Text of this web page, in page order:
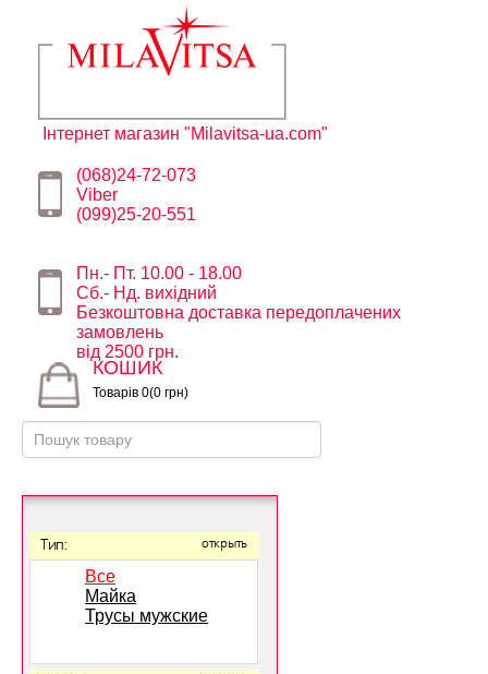
Інтернет магазин "Milavitsa-ua.com"
(068)24-72-073
Viber
(099)25-20-551
Пн.- Пт. 10.00 - 18.00
Сб.- Нд. вихідний
Безкоштовна доставка передоплачених
замовлень
від 2500 грн.
КОШИК
Товарів 0(0 грн)
Тип: открыть
Все
Майка
Трусы мужские